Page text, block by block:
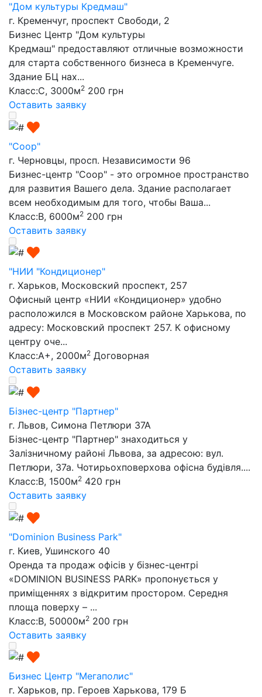
"Дом культуры Кредмаш"
г. Кременчуг, проспект Свободи, 2
Бизнес Центр "Дом культуры
Кредмаш" предоставляют отличные возможности
для старта собственного бизнеса в Кременчуге.
Здание БЦ нах...
Класс:C, 3000м2 200 грн
Оставить заявку
"Соор"
г. Черновцы, просп. Независимости 96
Бизнес-центр "Соор" - это огромное пространство
для развития Вашего дела. Здание располагает
всем необходимым для того, чтобы Ваша...
Класс:B, 6000м2 200 грн
Оставить заявку
"НИИ "Кондиционер"
г. Харьков, Московский проспект, 257
Офисный центр «НИИ «Кондиционер» удобно
расположился в Московском районе Харькова, по
адресу: Московский проспект 257. К офисному
центру оче...
Класс:A+, 2000м2 Договорная
Оставить заявку
Бізнес-центр "Партнер"
г. Львов, Симона Петлюри 37А
Бізнес-центр "Партнер" знаходиться у
Залізничному районі Львова, за адресою: вул.
Петлюри, 37а. Чотирьохповерхова офісна будівля....
Класс:B, 1500м2 420 грн
Оставить заявку
"Dominion Business Park"
г. Киев, Ушинского 40
Оренда та продаж офісів у бізнес-центрі
«DOMINION BUSINESS PARK» пропонується у
приміщеннях з відкритим простором. Середня
площа поверху – ...
Класс:B, 50000м2 200 грн
Оставить заявку
Бизнес Центр "Мегаполис"
г. Харьков, пр. Героев Харькова, 179 Б